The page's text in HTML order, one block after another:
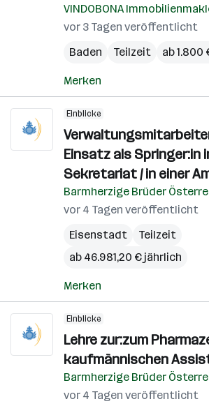
VINDOBONA
vor 3 Tagen veröffentlicht
Baden
Teilzeit ab
Merken
Einblicke
Einsatz als Springer:in
Sekretariat / in einer
Barmherzige Brüder
vor 4 Tagen veröffentlicht
Eisenstadt
Teilzeit
ab 46.981,20 € jährlich
Merken
Einblicke
Lehre zur:zum
kaufmännischen
Barmherzige Brüder
vor 4 Tagen veröffentlicht